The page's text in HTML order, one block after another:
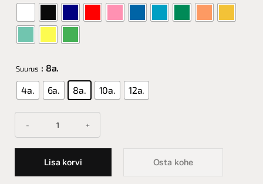
Suurus : 8a.
4a.
6a. 8a. 10a. 12a.
Lisa korvi Osta kohe